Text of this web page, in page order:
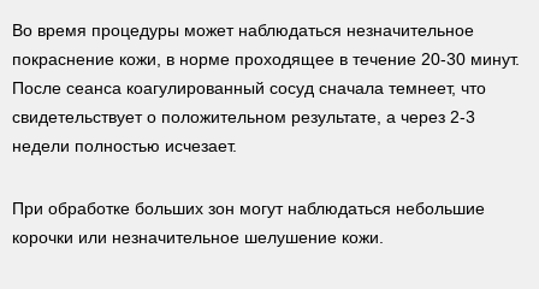
Во время процедуры может наблюдаться незначительное
покраснение кожи, в норме проходящее в течение 20-30 минут.
После сеанса коагулированный сосуд сначала темнеет, что
свидетельствует о положительном результате, а через 2-3
недели полностью исчезает.
При обработке больших зон могут наблюдаться небольшие
корочки или незначительное шелушение кожи.